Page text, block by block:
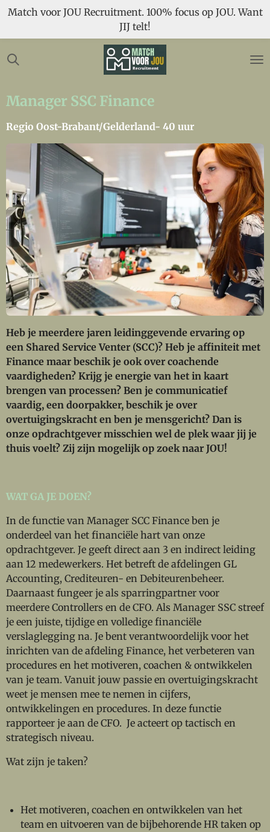
Ga
naar
de
Match voor JOU Recruitment. 100% focus op JOU. Want
JIJ telt!
Manager SSC Finance
Regio Oost-Brabant/Gelderland- 40 uur
Heb je meerdere jaren leidinggevende ervaring op
een Shared Service Venter (SCC)? Heb je affiniteit met
Finance maar beschik je ook over coachende
vaardigheden? Krijg je energie van het in kaart
brengen van processen? Ben je communicatief
vaardig, een doorpakker, beschik je over
overtuigingskracht en ben je mensgericht? Dan is
onze opdrachtgever misschien wel de plek waar jij je
thuis voelt? Zij zijn mogelijk op zoek naar JOU!
WAT GA JE DOEN?
In de functie van Manager SCC Finance ben je
onderdeel van het financiële hart van onze
opdrachtgever. Je geeft direct aan 3 en indirect leiding
aan 12 medewerkers. Het betreft de afdelingen GL
Accounting, Crediteuren- en Debiteurenbeheer.
Daarnaast fungeer je als sparringpartner voor
meerdere Controllers en de CFO. Als Manager SSC streef
je een juiste, tijdige en volledige financiële
verslaglegging na. Je bent verantwoordelijk voor het
inrichten van de afdeling Finance, het verbeteren van
procedures en het motiveren, coachen & ontwikkelen
van je team. Vanuit jouw passie en overtuigingskracht
weet je mensen mee te nemen in cijfers,
ontwikkelingen en procedures. In deze functie
rapporteer je aan de CFO. Je acteert op tactisch en
strategisch niveau.
Wat zijn je taken?
Het motiveren, coachen en ontwikkelen van het
team en uitvoeren van de bijbehorende HR taken op